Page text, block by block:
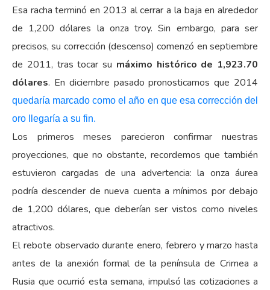
Esa racha terminó en 2013 al cerrar a la baja en alrededor
de 1,200 dólares la onza troy. Sin embargo, para ser
precisos, su corrección (descenso) comenzó en septiembre
de 2011, tras tocar su máximo histórico de 1,923.70
dólares. En diciembre pasado pronosticamos que 2014
quedaría marcado como el año en que esa corrección del
oro llegaría a su fin.
Los primeros meses parecieron confirmar nuestras
proyecciones, que no obstante, recordemos que también
estuvieron cargadas de una advertencia: la onza áurea
podría descender de nueva cuenta a mínimos por debajo
de 1,200 dólares, que deberían ser vistos como niveles
atractivos.
El rebote observado durante enero, febrero y marzo hasta
antes de la anexión formal de la península de Crimea a
Rusia que ocurrió esta semana, impulsó las cotizaciones a